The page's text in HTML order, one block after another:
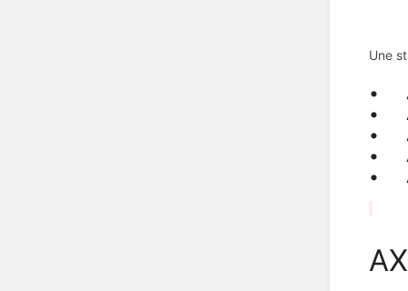
Une
•
•
•
•
•